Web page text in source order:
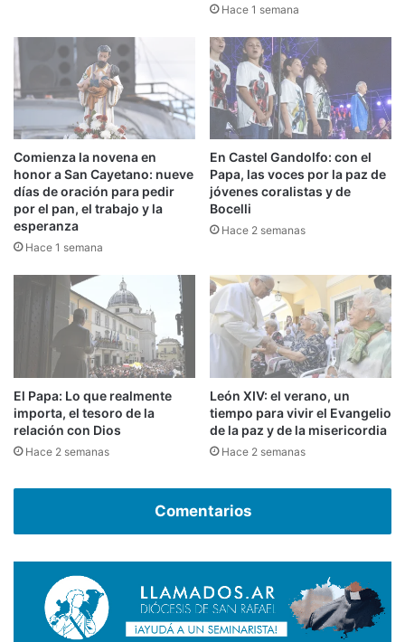
Hace 1 semana
Comienza la novena en
honor a San Cayetano: nueve
días de oración para pedir
por el pan, el trabajo y la
esperanza
Hace 1 semana
En Castel Gandolfo: con el
Papa, las voces por la paz de
jóvenes coralistas y de
Bocelli
Hace 2 semanas
El Papa: Lo que realmente
importa, el tesoro de la
relación con Dios
Hace 2 semanas
León XIV: el verano, un
tiempo para vivir el Evangelio
de la paz y de la misericordia
Hace 2 semanas
Comentarios